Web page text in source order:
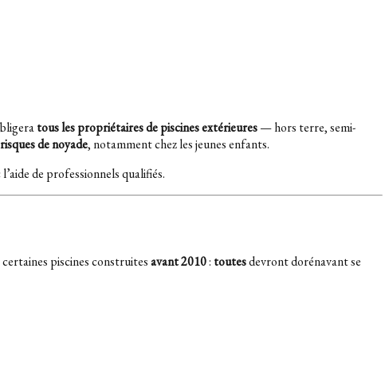
tous les propriétaires de piscines extérieures— hors terre, semi-
de noyade, notamment chez les jeunes enfants.
de professionnels qualifiés.
piscines construitesavant 2010: toutesdevront dorénavant se